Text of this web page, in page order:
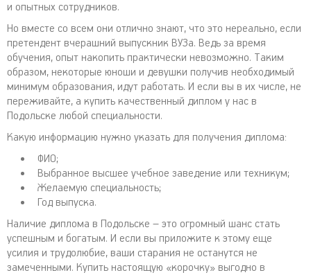
и опытных сотрудников.
Но вместе со всем они отлично знают, что это нереально, если
претендент вчерашний выпускник ВУЗа. Ведь за время
обучения, опыт накопить практически невозможно. Таким
образом, некоторые юноши и девушки получив необходимый
минимум образования, идут работать. И если вы в их числе, не
переживайте, а купить качественный диплом у нас в
Подольске любой специальности.
Какую информацию нужно указать для получения диплома:
ФИО;
Выбранное высшее учебное заведение или техникум;
Желаемую специальность;
Год выпуска.
Наличие диплома в Подольске – это огромный шанс стать
успешным и богатым. И если вы приложите к этому еще
усилия и трудолюбие, ваши старания не останутся не
замеченными. Купить настоящую «корочку» выгодно в